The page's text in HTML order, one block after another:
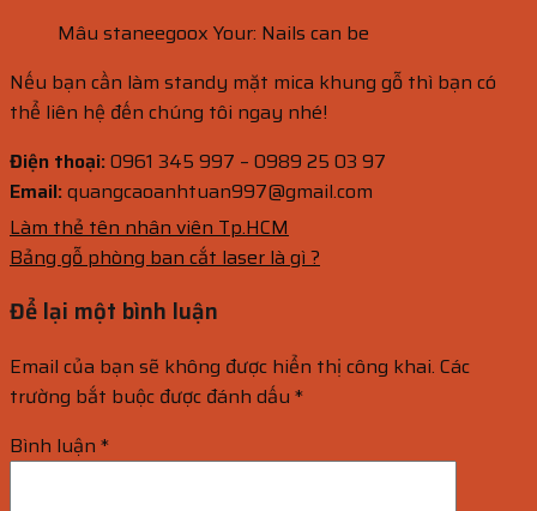
Mâu staneegoox Your: Nails can be
Nếu bạn cần làm standy mặt mica khung gỗ thì bạn có
thể liên hệ đến chúng tôi ngay nhé!
Điện thoại:0961 345 997 – 0989 25 03 97
Email:quangcaoanhtuan997@gmail.com
Làm thẻ tên nhân viên Tp.HCM
Bảng gỗ phòng ban cắt laser là gì ?
Để lại một bình luận
Email của bạn sẽ không được hiển thị công khai. Các
trường bắt buộc được đánh dấu *
Bình luận *